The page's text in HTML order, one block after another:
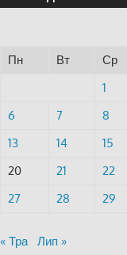
Пн
Вт Ср
1
6
7 8
13
14 15
20
21 22
27
28 29
« Тра Лип »